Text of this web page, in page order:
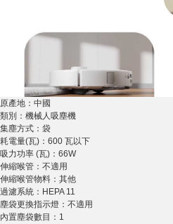
原產地：中國
類別：機械人吸塵機
集塵方式：袋
耗電量(瓦)：600 瓦以下
吸力功率 (瓦)：66W
伸縮喉管：不適用
伸縮喉管物料：其他
過濾系統：HEPA 11
塵袋更換指示燈：不適用
內置塵袋數目：1